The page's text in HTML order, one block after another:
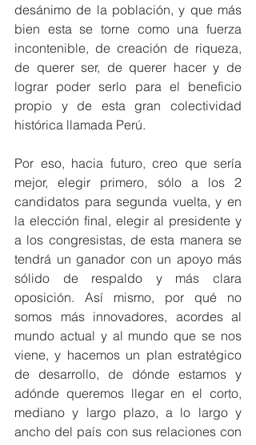
desánimo de la población, y que más
bien esta se torne como una fuerza
incontenible, de creación de riqueza,
de querer ser, de querer hacer y de
lograr poder serlo para el beneficio
propio y de esta gran colectividad
histórica llamada Perú.
Por eso, hacia futuro, creo que sería
mejor, elegir primero, sólo a los 2
candidatos para segunda vuelta, y en
la elección final, elegir al presidente y
a los congresistas, de esta manera se
tendrá un ganador con un apoyo más
sólido de respaldo y más clara
oposición. Así mismo, por qué no
somos más innovadores, acordes al
mundo actual y al mundo que se nos
viene, y hacemos un plan estratégico
de desarrollo, de dónde estamos y
adónde queremos llegar en el corto,
mediano y largo plazo, a lo largo y
ancho del país con sus relaciones con